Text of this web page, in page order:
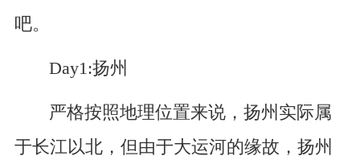
吧。
Day1:扬州
严格按照地理位置来说，扬州实际属
于长江以北，但由于大运河的缘故，扬州